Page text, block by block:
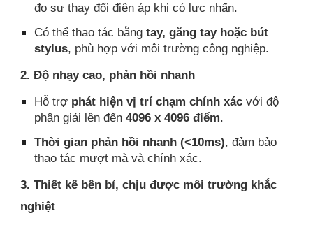
đo sự thay đổi điện áp khi có lực nhấn.
Có thể thao tác bằngtay, găng tay hoặc bút
stylus, phù hợp với môi trường công nghiệp.
2. Độ nhạy cao, phản hồi nhanh
Hỗ trợ phát hiện vị trí chạm chính xác với độ
phân giải lên đến4096 x 4096 điểm.
Thời gian phản hồi nhanh (<10ms), đảm bảo
thao tác mượt mà và chính xác.
3. Thiết kế bền bỉ, chịu được môi trường khắc
nghiệt